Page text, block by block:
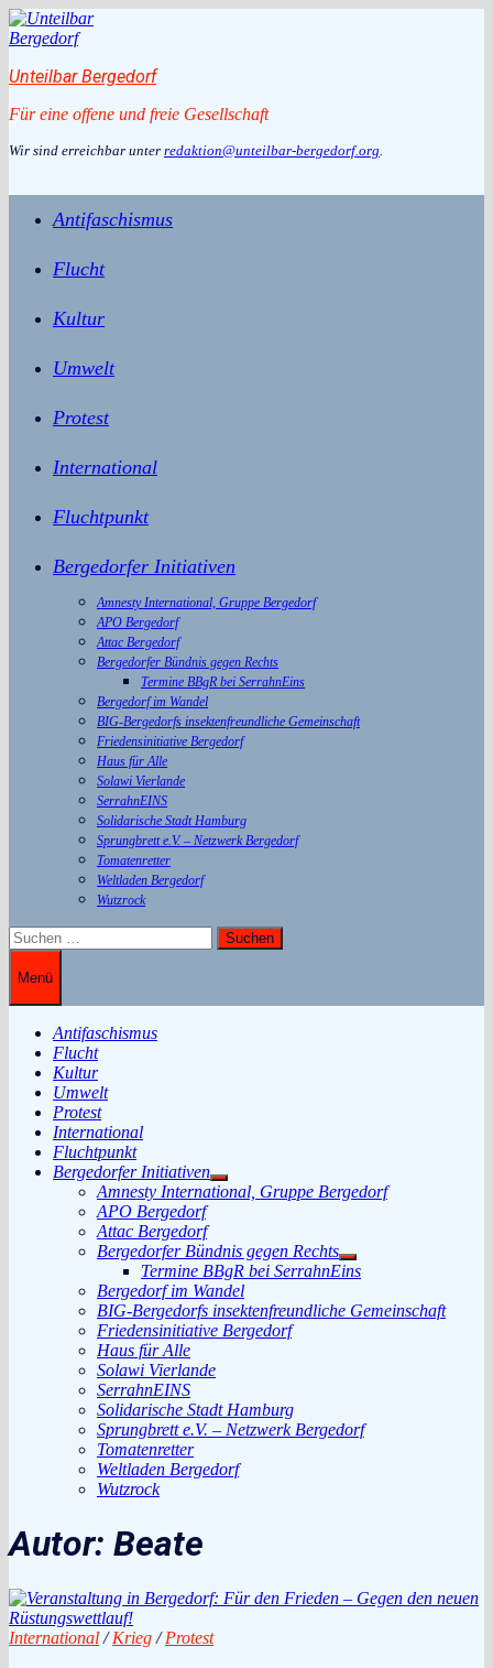
Zum
Inhalt
Unteilbar Bergedorf
Für eine offene und freie Gesellschaft
Wir sind erreichbar unter redaktion@unteilbar-bergedorf.org.
Antifaschismus
Flucht
Kultur
Umwelt
Protest
International
Fluchtpunkt
Bergedorfer Initiativen
Amnesty International, Gruppe Bergedorf
APO Bergedorf
Attac Bergedorf
Bergedorfer Bündnis gegen Rechts
Termine BBgR bei SerrahnEins
Bergedorf im Wandel
BIG-Bergedorfs insektenfreundliche Gemeinschaft
Friedensinitiative Bergedorf
Haus für Alle
Solawi Vierlande
SerrahnEINS
Solidarische Stadt Hamburg
Sprungbrett e.V. – Netzwerk Bergedorf
Tomatenretter
Weltladen Bergedorf
Wutzrock
Suchen
nach:
Menü
Antifaschismus
Flucht
Kultur
Umwelt
Protest
International
Fluchtpunkt
Bergedorfer Initiativen
Untermenü
anzeigen
Amnesty International, Gruppe Bergedorf
APO Bergedorf
Attac Bergedorf
Bergedorfer Bündnis gegen Rechts
Untermenü
anzeigen
Termine BBgR bei SerrahnEins
Bergedorf im Wandel
BIG-Bergedorfs insektenfreundliche Gemeinschaft
Friedensinitiative Bergedorf
Haus für Alle
Solawi Vierlande
SerrahnEINS
Solidarische Stadt Hamburg
Sprungbrett e.V. – Netzwerk Bergedorf
Tomatenretter
Weltladen Bergedorf
Wutzrock
Autor: Beate
International /Krieg /Protest